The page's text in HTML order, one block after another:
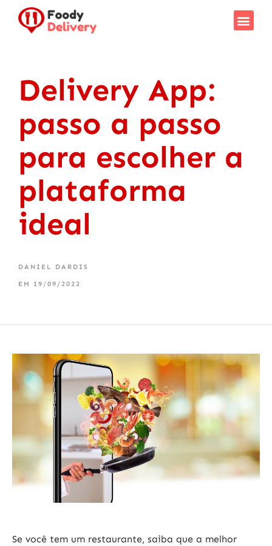
Delivery App:
passo a passo
para escolher a
plataforma
ideal
DANIEL DARDIS
EM 19/09/2022
Se você tem um restaurante, saiba que a melhor